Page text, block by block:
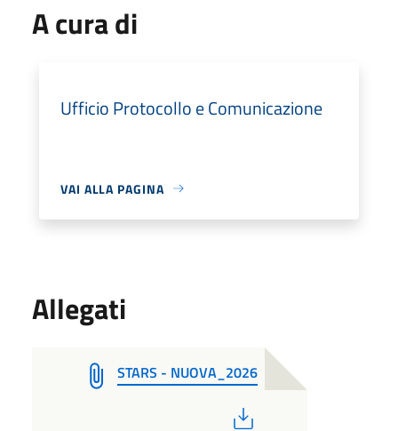
A cura di
Ufficio Protocollo e Comunicazione
VAI ALLA PAGINA
Allegati
STARS - NUOVA_2026